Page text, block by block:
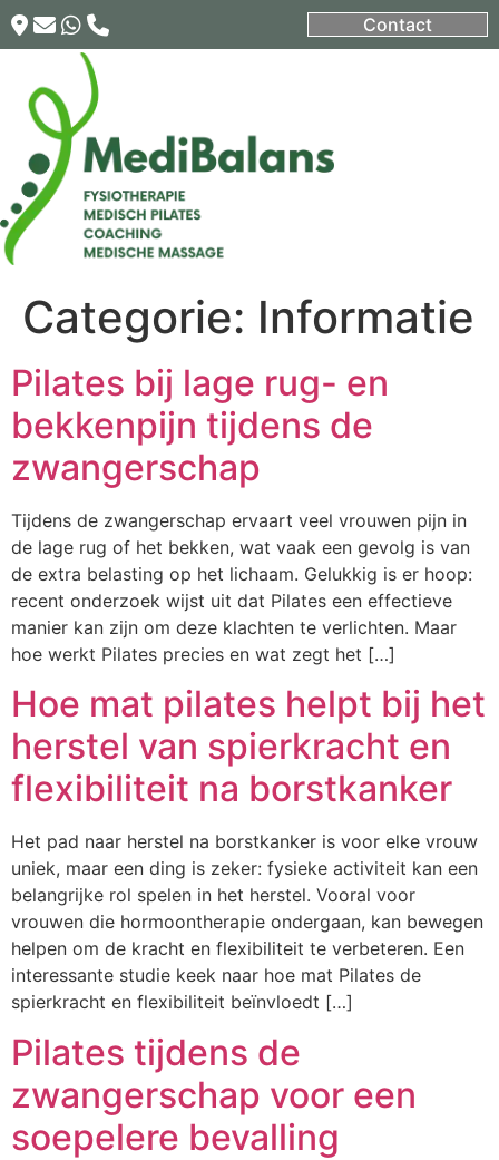
Contact
Categorie: Informatie
Pilates bij lage rug- en
bekkenpijn tijdens de
zwangerschap
Tijdens de zwangerschap ervaart veel vrouwen pijn in
de lage rug of het bekken, wat vaak een gevolg is van
de extra belasting op het lichaam. Gelukkig is er hoop:
recent onderzoek wijst uit dat Pilates een effectieve
manier kan zijn om deze klachten te verlichten. Maar
hoe werkt Pilates precies en wat zegt het […]
Hoe mat pilates helpt bij het
herstel van spierkracht en
flexibiliteit na borstkanker
Het pad naar herstel na borstkanker is voor elke vrouw
uniek, maar een ding is zeker: fysieke activiteit kan een
belangrijke rol spelen in het herstel. Vooral voor
vrouwen die hormoontherapie ondergaan, kan bewegen
helpen om de kracht en flexibiliteit te verbeteren. Een
interessante studie keek naar hoe mat Pilates de
spierkracht en flexibiliteit beïnvloedt […]
Pilates tijdens de
zwangerschap voor een
soepelere bevalling